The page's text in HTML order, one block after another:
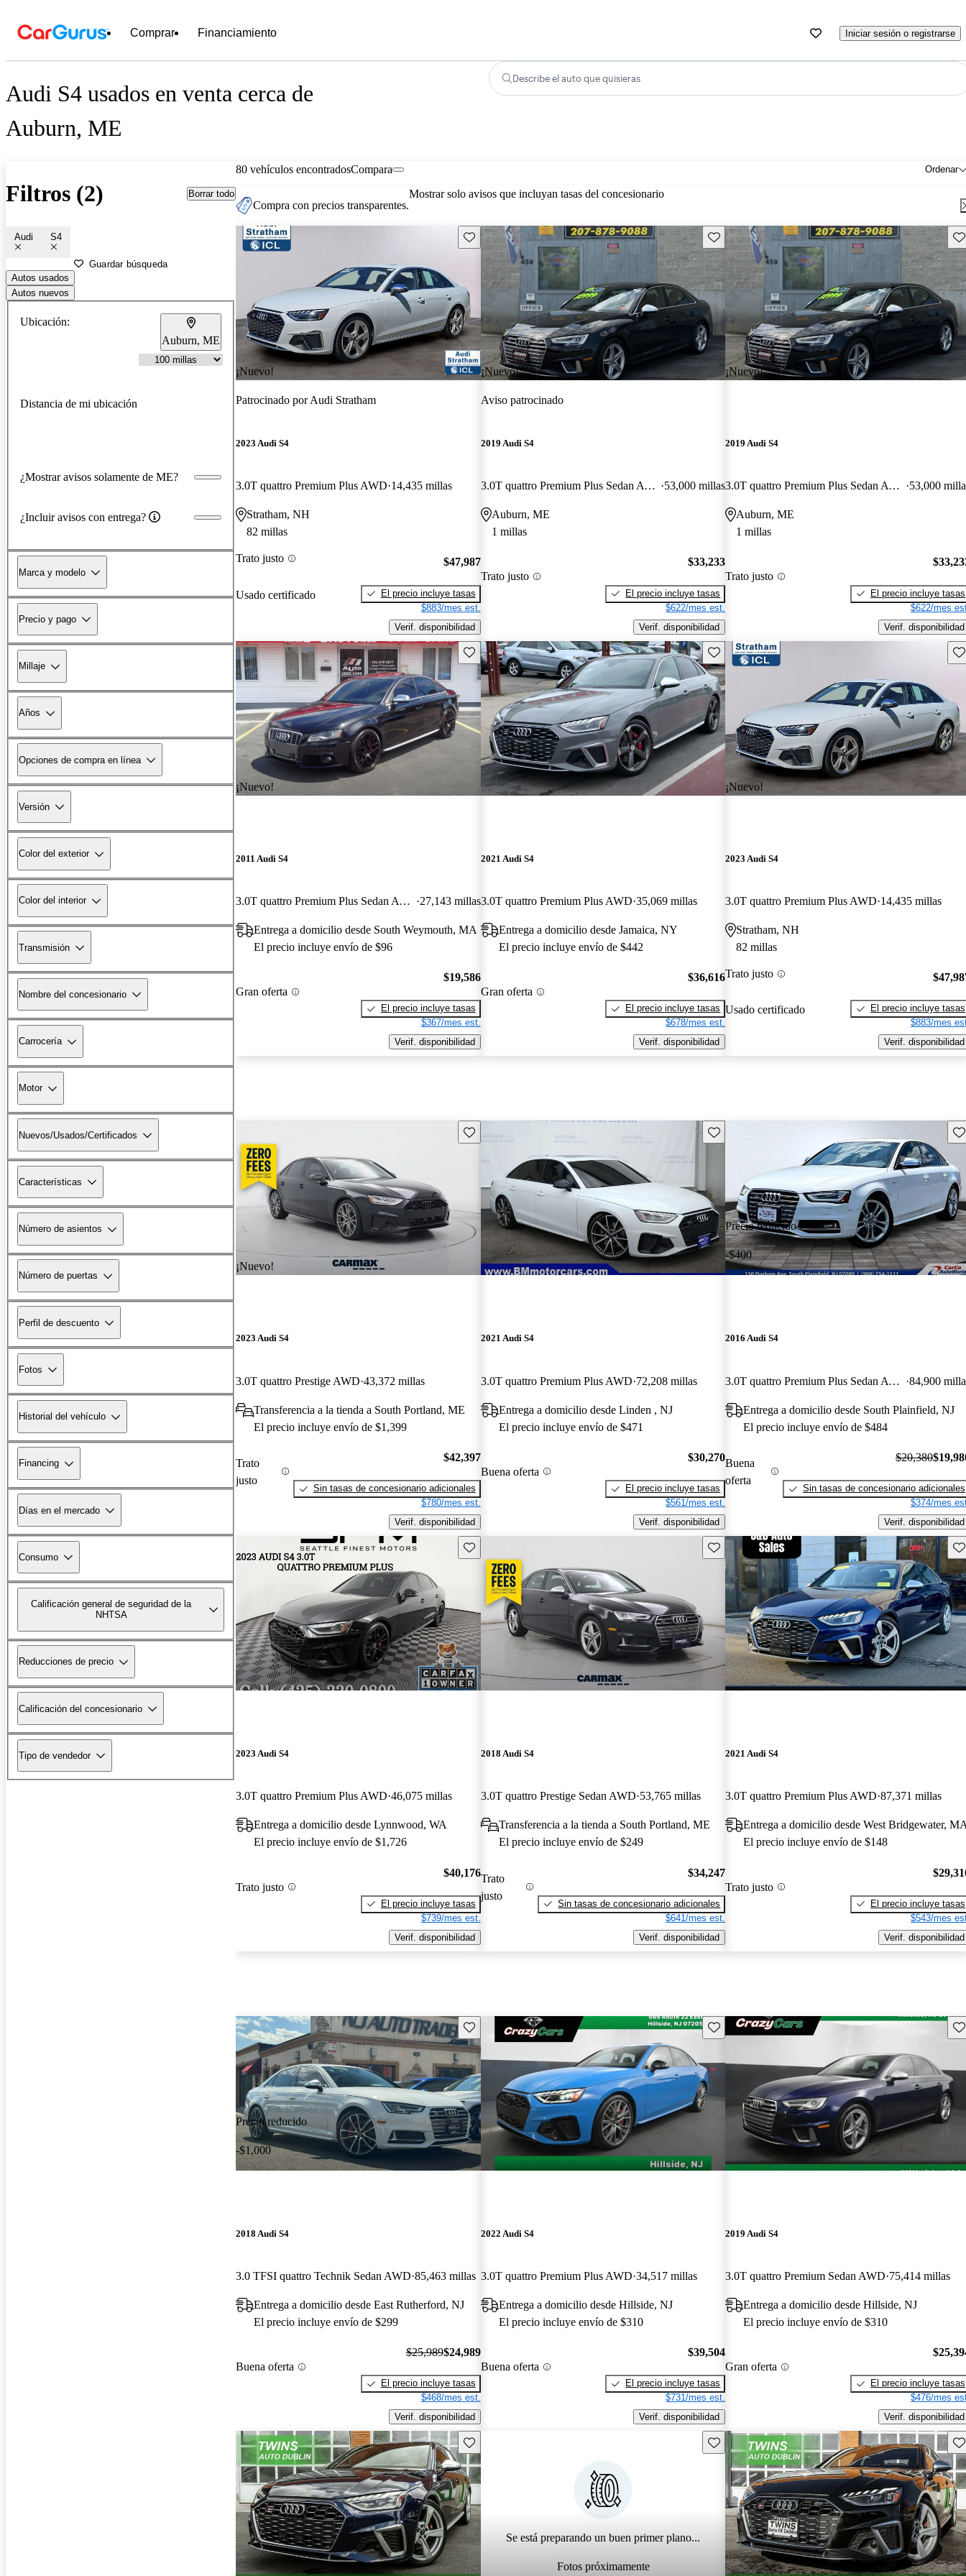
Comprar Financiamiento Iniciar sesión o registrarse
Audi S4 usados en venta cerca de
Auburn, ME
Describe el auto que quisieras
Filtros (2) Borrar todo
Audi S4
Guardar búsqueda
Autos usados
Autos nuevos
Ubicación:
Auburn, ME
Distancia de mi ubicación
¿Mostrar avisos solamente de ME?
¿Incluir avisos con entrega?
Marca y modelo
Precio y pago
Millaje
Años
Opciones de compra en línea
Versión
Color del exterior
Color del interior
Transmisión
Nombre del concesionario
Carrocería
Motor
Nuevos/Usados/Certificados
Características
Número de asientos
Número de puertas
Perfil de descuento
Fotos
Historial del vehículo
Financing
Días en el mercado
Consumo
Calificación general de seguridad de la
NHTSA
Reducciones de precio
Calificación del concesionario
Tipo de vendedor
80 vehículos encontrados Ordenar
Compara
Compra con precios transparentes.
Mostrar solo avisos que incluyan tasas del concesionario
¡Nuevo!
Guarda este Aviso
Patrocinado porAudi Stratham
2023 Audi S4
3.0T quattro Premium Plus AWD 14,435 millas
Stratham, NH
82 millas
Trato justo
Usado certificado
$47,987
El precio incluye tasas
$883/mes est.
Verif. disponibilidad
¡Nuevo!
Guarda este Aviso
Aviso patrocinado
2019 Audi S4
3.0T quattro Premium Plus Sedan AWD 53,000 millas
Auburn, ME
1 millas
Trato justo
$33,233
El precio incluye tasas
$622/mes est.
Verif. disponibilidad
¡Nuevo!
2019 Audi S4
3.0T quattro Premium Plus Sedan AWD 53,000
Auburn, ME
1 millas
Trato justo
El precio incluye tasas
$622/mes
Verif. disponibilidad
¡Nuevo!
Guarda este Aviso
2011 Audi S4
3.0T quattro Premium Plus Sedan AWD 27,143 millas
Entrega a domicilio desde South Weymouth, MA
El precio incluye envío de $96
Gran oferta
$19,586
El precio incluye tasas
$367/mes est.
Verif. disponibilidad
Guarda este Aviso
2021 Audi S4
3.0T quattro Premium Plus AWD 35,069 millas
Entrega a domicilio desde Jamaica, NY
El precio incluye envío de $442
Gran oferta
$36,616
El precio incluye tasas
$678/mes est.
Verif. disponibilidad
¡Nuevo!
2023 Audi S4
3.0T quattro Premium Plus AWD 14,435 millas
Stratham, NH
82 millas
Trato justo
Usado certificado
El precio incluye tasas
$883/mes
Verif. disponibilidad
¡Nuevo!
Guarda este Aviso
2023 Audi S4
3.0T quattro Prestige AWD 43,372 millas
Transferencia a la tienda a South Portland, ME
El precio incluye envío de $1,399
Trato
justo
$42,397
Sin tasas de concesionario adicionales
$780/mes est.
Verif. disponibilidad
Guarda este Aviso
2021 Audi S4
3.0T quattro Premium Plus AWD 72,208 millas
Entrega a domicilio desde Linden , NJ
El precio incluye envío de $471
Buena oferta
$30,270
El precio incluye tasas
$561/mes est.
Verif. disponibilidad
Precio reducido
-$400
2016 Audi S4
3.0T quattro Premium Plus Sedan AWD 84,900
Entrega a domicilio desde South Plainfield, NJ
El precio incluye envío de $484
Buena
oferta
$20,380
Sin tasas de concesionario adicionales
$374/mes
Verif. disponibilidad
Guarda este Aviso
2023 Audi S4
3.0T quattro Premium Plus AWD 46,075 millas
Entrega a domicilio desde Lynnwood, WA
El precio incluye envío de $1,726
Trato justo
$40,176
El precio incluye tasas
$739/mes est.
Verif. disponibilidad
Guarda este Aviso
2018 Audi S4
3.0T quattro Prestige Sedan AWD 53,765 millas
Transferencia a la tienda a South Portland, ME
El precio incluye envío de $249
Trato
justo
$34,247
Sin tasas de concesionario adicionales
$641/mes est.
Verif. disponibilidad
2021 Audi S4
3.0T quattro Premium Plus AWD 87,371 millas
Entrega a domicilio desde West Bridgewater,
El precio incluye envío de $148
Trato justo
El precio incluye tasas
$543/mes
Verif. disponibilidad
Precio reducido
-$1,000
Guarda este Aviso
2018 Audi S4
3.0 TFSI quattro Technik Sedan AWD 85,463 millas
Entrega a domicilio desde East Rutherford, NJ
El precio incluye envío de $299
Buena oferta
$25,989$24,989
El precio incluye tasas
$468/mes est.
Verif. disponibilidad
Guarda este Aviso
2022 Audi S4
3.0T quattro Premium Plus AWD 34,517 millas
Entrega a domicilio desde Hillside, NJ
El precio incluye envío de $310
Buena oferta
$39,504
El precio incluye tasas
$731/mes est.
Verif. disponibilidad
2019 Audi S4
3.0T quattro Premium Sedan AWD 75,414 millas
Entrega a domicilio desde Hillside, NJ
El precio incluye envío de $310
Gran oferta
El precio incluye tasas
$476/mes
Verif. disponibilidad
Guarda este Aviso
Se está preparando un buen primer plano...
Fotos próximamente
Guarda este Aviso